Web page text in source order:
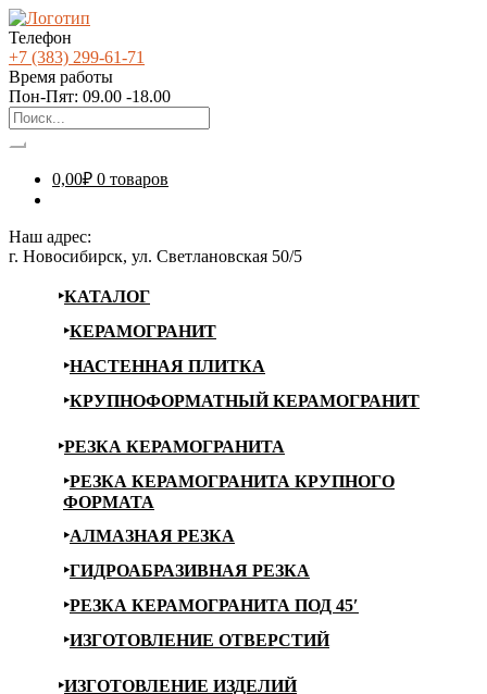
Телефон
+7 (383) 299-61-71
Время работы
Пон-Пят: 09.00 -18.00
0,00₽ 0 товаров
Наш адрес:
г. Новосибирск, ул. Светлановская 50/5
КАТАЛОГ
КЕРАМОГРАНИТ
НАСТЕННАЯ ПЛИТКА
КРУПНОФОРМАТНЫЙ КЕРАМОГРАНИТ
РЕЗКА КЕРАМОГРАНИТА
РЕЗКА КЕРАМОГРАНИТА КРУПНОГО
ФОРМАТА
АЛМАЗНАЯ РЕЗКА
ГИДРОАБРАЗИВНАЯ РЕЗКА
РЕЗКА КЕРАМОГРАНИТА ПОД 45′
ИЗГОТОВЛЕНИЕ ОТВЕРСТИЙ
ИЗГОТОВЛЕНИЕ ИЗДЕЛИЙ